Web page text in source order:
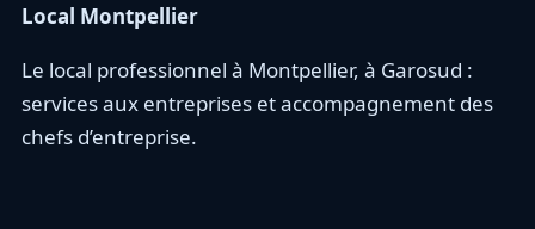
Local Montpellier
Le local professionnel à Montpellier, à Garosud :
services aux entreprises et accompagnement des
chefs d’entreprise.